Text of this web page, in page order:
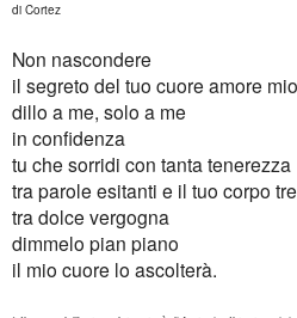
di Cortez
Non nascondere
il segreto del tuo cuore amore mio
dillo a me, solo a me
in confidenza
tu che sorridi con tanta tenerezza
tra parole esitanti e il tuo corpo
tra dolce vergogna
dimmelo pian piano
il mio cuore lo ascolterà.